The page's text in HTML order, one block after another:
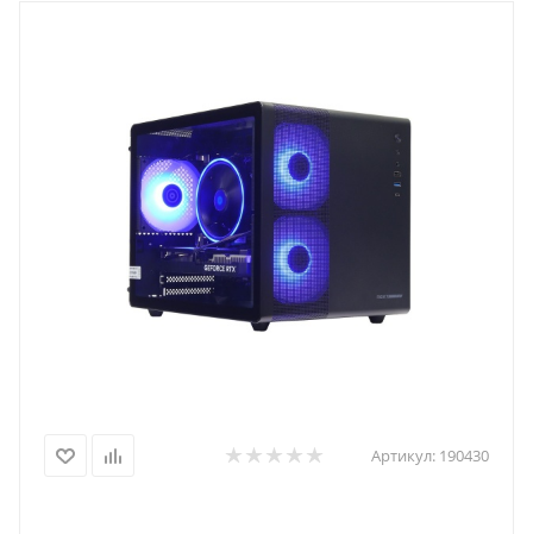
Артикул: 190430